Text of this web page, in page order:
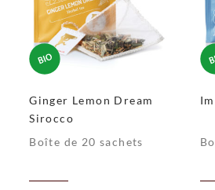
Ginger Lemon Dream
Sirocco
Boîte de 20 sachets